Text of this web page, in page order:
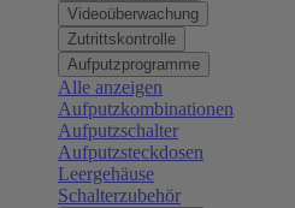
Videoüberwachung
Zutrittskontrolle
Aufputzprogramme
Alle anzeigen
Aufputzkombinationen
Aufputzschalter
Aufputzsteckdosen
Leergehäuse
Schalterzubehör